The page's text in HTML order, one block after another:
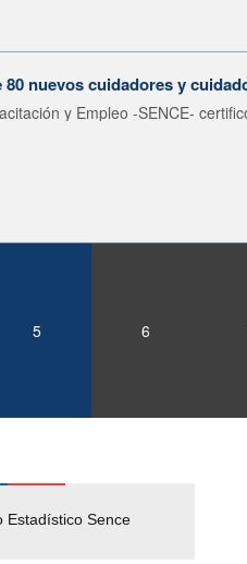
80 nuevos cuidadores y
y Empleo -SENCE-
5 6
Estadístico Sence
Solicitud Audiencias y